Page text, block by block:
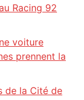
Racing 92
voiture
prennent la
de la Cité de